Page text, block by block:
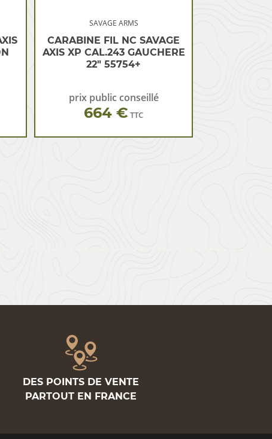
SAVAGE ARMS
CARABINE FIL NC SAVAGE
AXIS XP CAL.243 GAUCHERE
22″ 55754+
prix public conseillé
664 € TTC
DES POINTS DE VENTE
PARTOUT EN FRANCE